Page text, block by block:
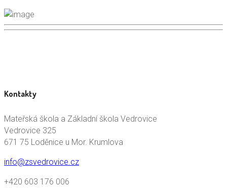
Kontakty
Mateřská škola a Základní škola Vedrovice
Vedrovice 325
671 75 Loděnice u Mor. Krumlova
info@zsvedrovice.cz
+420 603 176 006